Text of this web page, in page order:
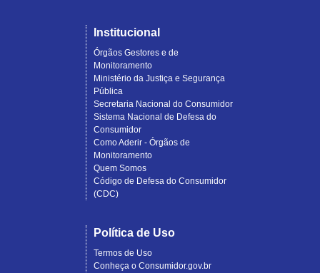
Institucional
Órgãos Gestores e de
Monitoramento
Ministério da Justiça e Segurança
Pública
Secretaria Nacional do Consumidor
Sistema Nacional de Defesa do
Consumidor
Como Aderir - Órgãos de
Monitoramento
Quem Somos
Código de Defesa do Consumidor
(CDC)
Política de Uso
Termos de Uso
Conheça o Consumidor.gov.br